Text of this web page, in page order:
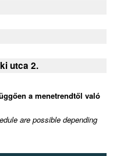
utca 2.
a menetrendtől való
are possible depending